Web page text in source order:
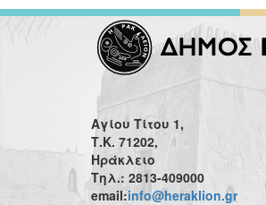
Αγίου Τίτου 1,
Τ.Κ. 71202,
Ηράκλειο
Τηλ.: 2813-409000
email:info@heraklion.gr